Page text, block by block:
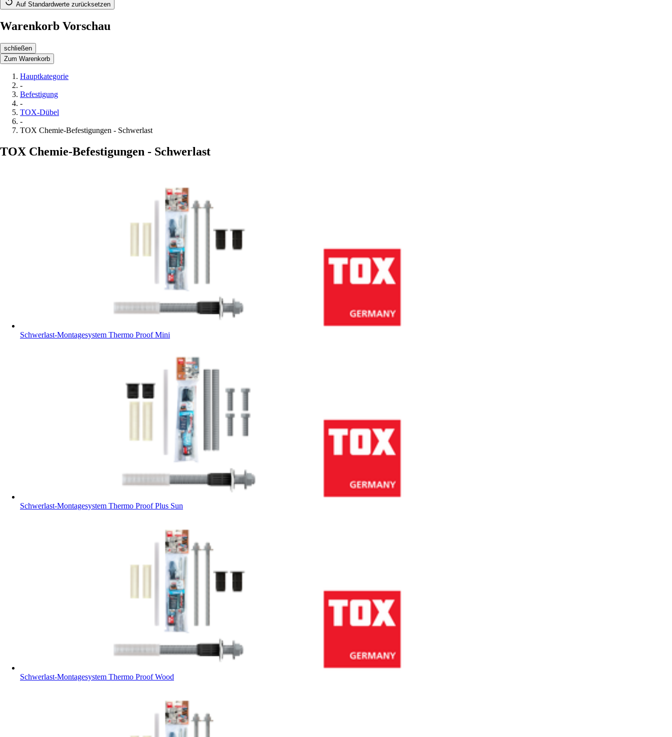
Auf Standardwerte zurücksetzen
Warenkorb Vorschau
schließen
Zum Warenkorb
Hauptkategorie
-
Befestigung
-
TOX-Dübel
-
TOX Chemie-Befestigungen - Schwerlast
TOX Chemie-Befestigungen - Schwerlast
Schwerlast-Montagesystem Thermo Proof Mini
Schwerlast-Montagesystem Thermo Proof Plus Sun
Schwerlast-Montagesystem Thermo Proof Wood